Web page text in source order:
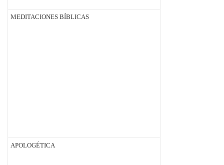
MEDITACIONES BÍBLICAS
APOLOGÉTICA